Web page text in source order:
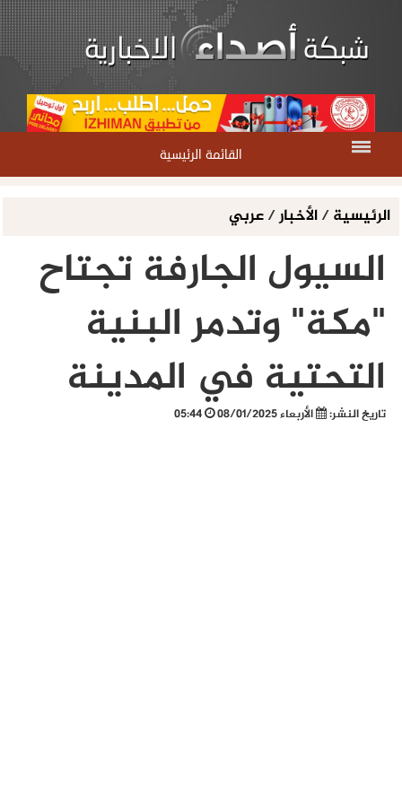
القائمة الرئيسية
الرئيسية/الأخبار/عربي
السيول الجارفة تجتاح
"مكة" وتدمر البنية
التحتية في المدينة
تاريخ النشر: الأربعاء 08/01/2025